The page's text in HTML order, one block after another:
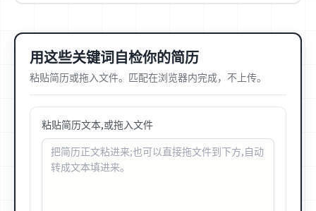
用这些关键词自检你的简历
粘贴简历或拖入文件。匹配在浏览器内完成，不上传。
粘贴简历文本,或拖入文件